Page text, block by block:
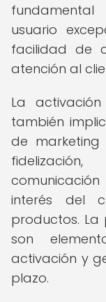
usuario
facilidad de
atención al
La
también
de
interés del
productos. La
son
activación y
plazo.